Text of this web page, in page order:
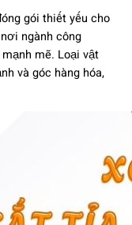
gói thiết yếu cho
ngành công
mẽ. Loại vật
và góc hàng hóa,